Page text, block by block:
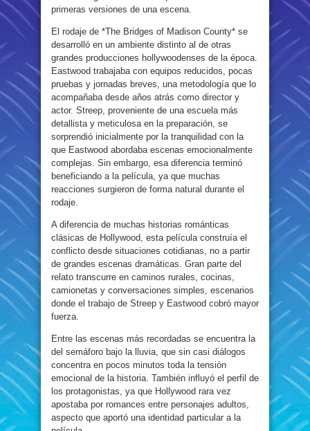
primeras versiones de una escena.
El rodaje de *The Bridges of Madison County* se
desarrolló en un ambiente distinto al de otras
grandes producciones hollywoodenses de la época.
Eastwood trabajaba con equipos reducidos, pocas
pruebas y jornadas breves, una metodología que lo
acompañaba desde años atrás como director y
actor. Streep, proveniente de una escuela más
detallista y meticulosa en la preparación, se
sorprendió inicialmente por la tranquilidad con la
que Eastwood abordaba escenas emocionalmente
complejas. Sin embargo, esa diferencia terminó
beneficiando a la película, ya que muchas
reacciones surgieron de forma natural durante el
rodaje.
A diferencia de muchas historias románticas
clásicas de Hollywood, esta película construía el
conflicto desde situaciones cotidianas, no a partir
de grandes escenas dramáticas. Gran parte del
relato transcurre en caminos rurales, cocinas,
camionetas y conversaciones simples, escenarios
donde el trabajo de Streep y Eastwood cobró mayor
fuerza.
Entre las escenas más recordadas se encuentra la
del semáforo bajo la lluvia, que sin casi diálogos
concentra en pocos minutos toda la tensión
emocional de la historia. También influyó el perfil de
los protagonistas, ya que Hollywood rara vez
apostaba por romances entre personajes adultos,
aspecto que aportó una identidad particular a la